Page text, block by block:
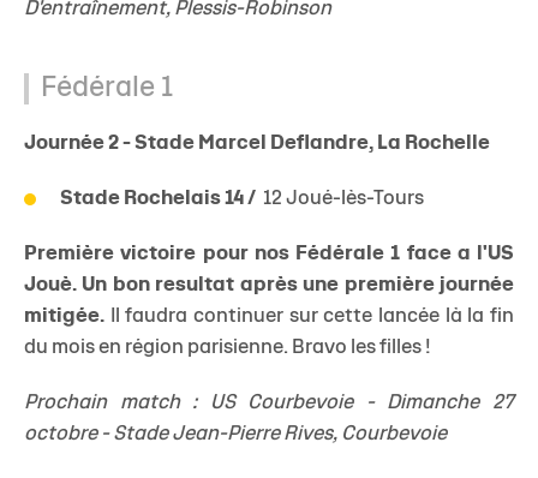
D'entraînement, Plessis-Robinson
Fédérale 1
Journée 2 - Stade Marcel Deflandre, La Rochelle
Stade Rochelais 14 / 12 Joué-lès-Tours
Première victoire pour nos Fédérale 1 face a l'US
Jouè. Un bon resultat après une première journée
mitigée.
Il faudra continuer sur cette lancée là la fin
du mois en région parisienne. Bravo les filles !
Prochain match : US Courbevoie - Dimanche 27
octobre - Stade Jean-Pierre Rives, Courbevoie